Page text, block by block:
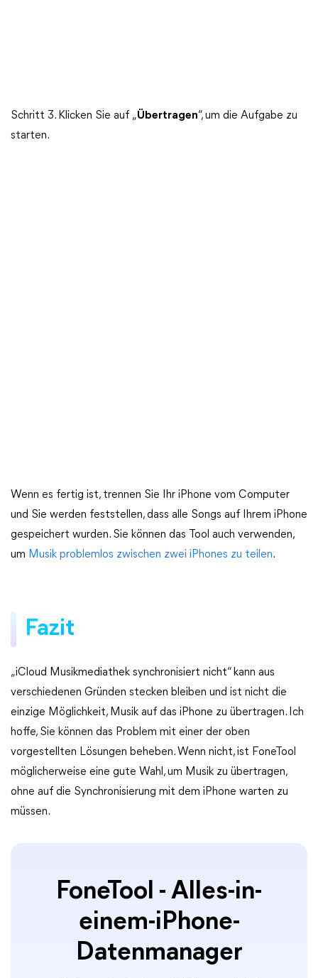
Schritt 3. Klicken Sie auf „Übertragen“, um die Aufgabe zu
starten.
Wenn es fertig ist, trennen Sie Ihr iPhone vom Computer
und Sie werden feststellen, dass alle Songs auf Ihrem iPhone
gespeichert wurden. Sie können das Tool auch verwenden,
um Musik problemlos zwischen zwei iPhones zu teilen.
Fazit
„iCloud Musikmediathek synchronisiert nicht“ kann aus
verschiedenen Gründen stecken bleiben und ist nicht die
einzige Möglichkeit, Musik auf das iPhone zu übertragen. Ich
hoffe, Sie können das Problem mit einer der oben
vorgestellten Lösungen beheben. Wenn nicht, ist FoneTool
möglicherweise eine gute Wahl, um Musik zu übertragen,
ohne auf die Synchronisierung mit dem iPhone warten zu
müssen.
FoneTool - Alles-in-
einem-iPhone-
Datenmanager